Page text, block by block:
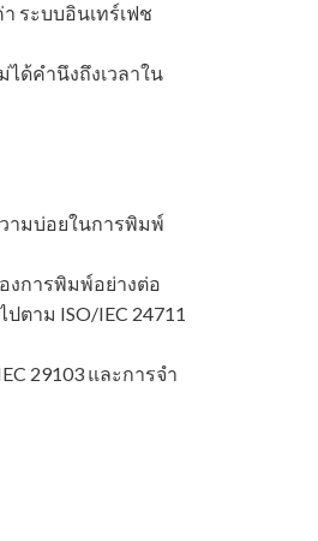
ระบบอินเทร์เฟช
ได้คํานึงถึงเวลาใน
ามบ่อยในการพิมพ์
งการพิมพ์อย่างต่อ
าม ISO/IEC 24711
29103 และการจํา